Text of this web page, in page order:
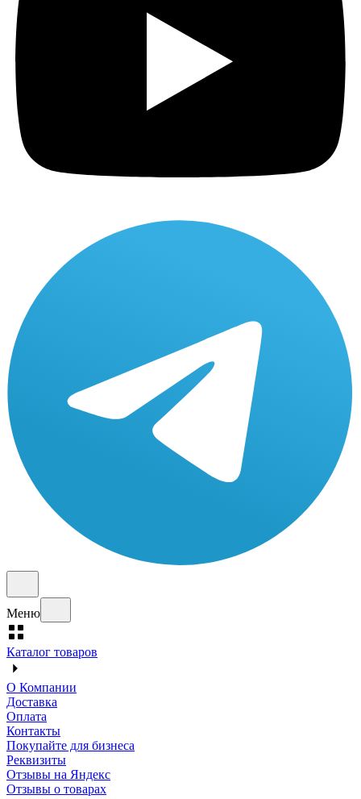
Меню
Каталог товаров
О Компании
Доставка
Оплата
Контакты
Покупайте для бизнеса
Реквизиты
Отзывы на Яндекс
Отзывы о товарах